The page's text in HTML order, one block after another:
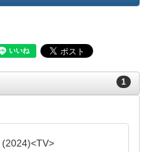
1
2024 TV